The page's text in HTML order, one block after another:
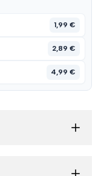
1,99 €
2,89 €
4,99 €